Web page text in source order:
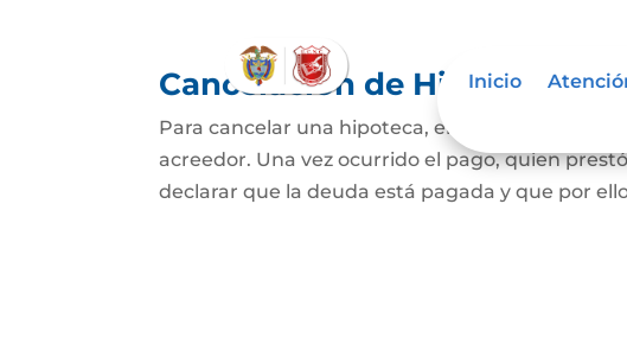
Inicio
Cancelación de Hipoteca
Para cancelar una hipoteca, el dueño del bien
acreedor. Una vez ocurrido el pago, quien
declarar que la deuda está pagada y que por